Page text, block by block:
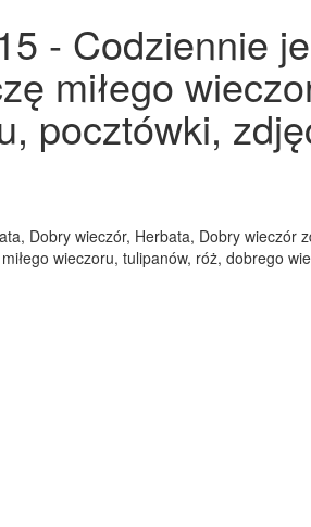
- Codziennie
miłego
pocztówki,
Dobry wieczór, Herbata, Dobry wieczór
wieczoru, tulipanów, róż, dobrego